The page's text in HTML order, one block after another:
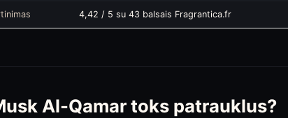
4,42 / 5 su 43 balsais Fragrantica.fr
Al-Qamar toks patrauklus?